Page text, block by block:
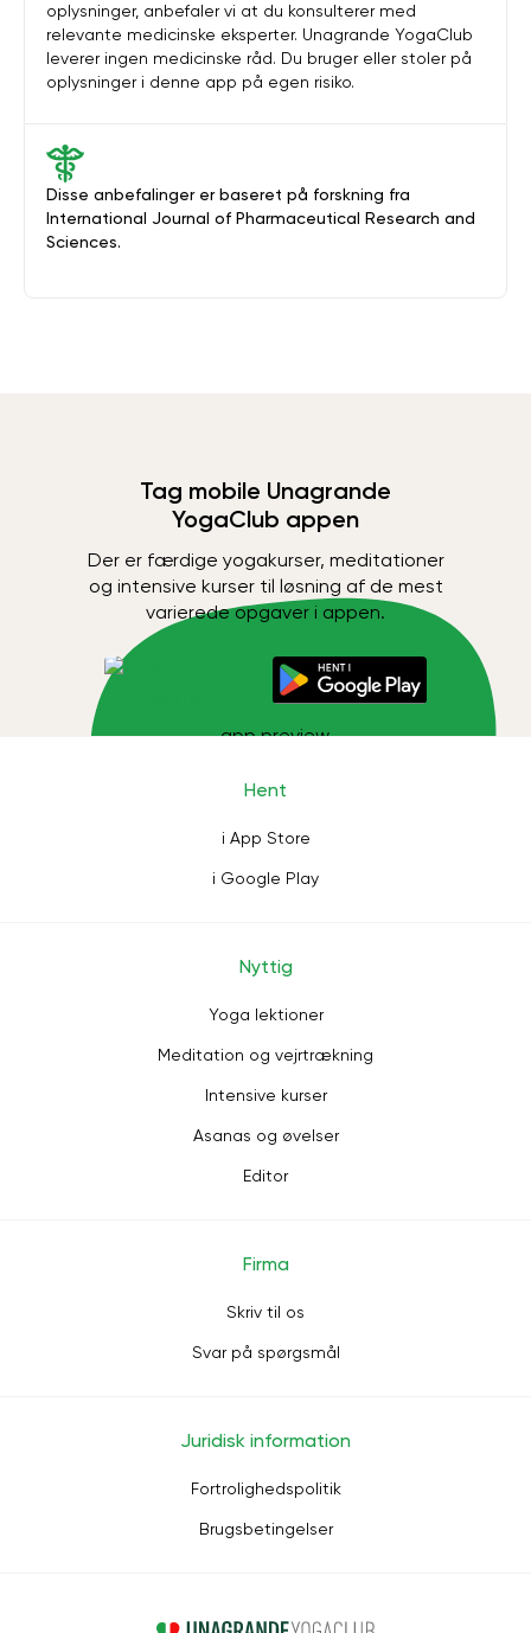
Disse anbefalinger er baseret på forskning fra
International Journal of Pharmaceutical Research and
Sciences.
oplysninger, anbefaler vi at du konsulterer med
relevante medicinske eksperter. Unagrande YogaClub
leverer ingen medicinske råd. Du bruger eller stoler på
oplysninger i denne app på egen risiko.
Tag mobile Unagrande
YogaClub appen
Der er færdige yogakurser, meditationer
og intensive kurser til løsning af de mest
varierede opgaver i appen.
Hent
i App Store
i Google Play
Nyttig
Yoga lektioner
Meditation og vejrtrækning
Intensive kurser
Asanas og øvelser
Editor
Firma
Skriv til os
Svar på spørgsmål
Juridisk information
Fortrolighedspolitik
Brugsbetingelser